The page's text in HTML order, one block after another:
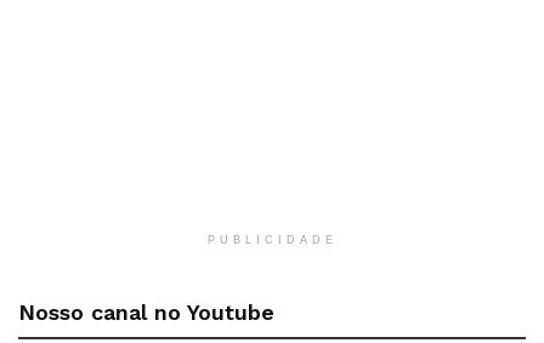
PUBLICIDADE
Nosso canal no Youtube